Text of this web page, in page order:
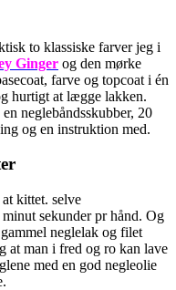
to klassiske farver jeg i
Ginger og den mørke
farve og topcoat i én
hurtigt at lægge lakken.
neglebåndsskubber, 20
og en instruktion med.
kittet. selve
sekunder pr hånd. Og
neglelak og filet
at man i fred og ro kan lave
med en god negleolie